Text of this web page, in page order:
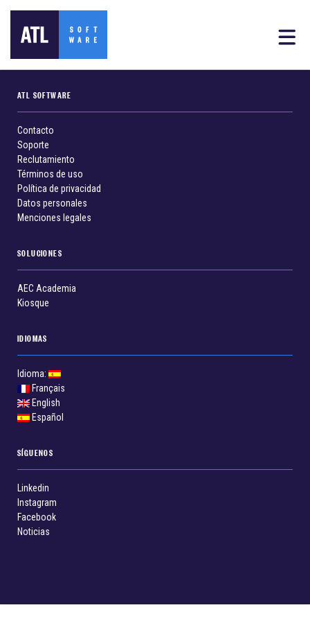
ATL SOFTWARE
Contacto
Soporte
Reclutamiento
Términos de uso
Política de privacidad
Datos personales
Menciones legales
SOLUCIONES
AEC Academia
Kiosque
IDIOMAS
Idioma:
Français
English
Español
SÍGUENOS
Linkedin
Instagram
Facebook
Noticias